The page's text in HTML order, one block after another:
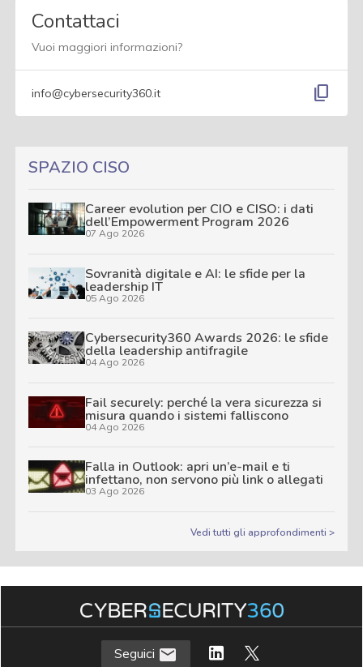
Contattaci
Vuoi maggiori informazioni?
info@cybersecurity360.it content_copy
SPAZIO CISO
Career evolution per CIO e CISO: i dati
dell’Empowerment Program 2026
07 Ago 2026
Sovranità digitale e AI: le sfide per la
leadership IT
05 Ago 2026
Cybersecurity360 Awards 2026: le sfide
della leadership antifragile
04 Ago 2026
Fail securely: perché la vera sicurezza si
misura quando i sistemi falliscono
04 Ago 2026
Falla in Outlook: apri un’e-mail e ti
infettano, non servono più link o allegati
03 Ago 2026
Vedi tutti gli approfondimenti >
Seguici